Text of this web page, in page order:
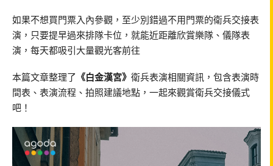
如果不想買門票入內參觀，至少別錯過不用門票的衛兵交接表
演，只要提早過來排隊卡位，就能近距離欣賞樂隊、儀隊表
演，每天都吸引大量觀光客前往
本篇文章整理了 《白金漢宮》 衛兵表演相關資訊，包含表演時
間表、表演流程、拍照建議地點，一起來觀賞衛兵交接儀式
吧！